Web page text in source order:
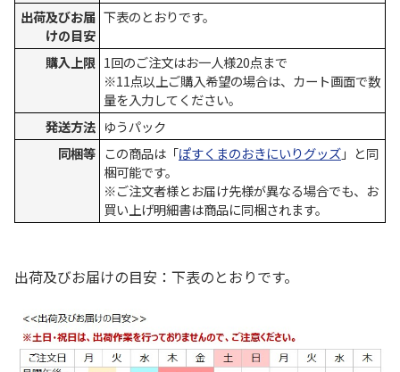
出荷及びお届
けの目安
下表のとおりです。
購入上限 1回のご注文はお一人様20点まで
※11点以上ご購入希望の場合は、カート画面で数
量を入力してください。
発送方法 ゆうパック
同梱等 この商品は「ぽすくまのおきにいりグッズ」と同
梱可能です。
※ご注文者様とお届け先様が異なる場合でも、お
買い上げ明細書は商品に同梱されます。
出荷及びお届けの目安：下表のとおりです。